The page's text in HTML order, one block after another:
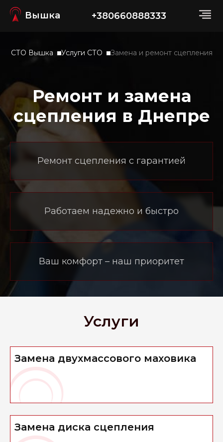
Вышка +380660888333
СТО Вышка Услуги СТО Замена и ремонт сцепления
Ремонт и замена
сцепления в Днепре
Ремонт сцепления с гарантией
Работаем надежно и быстро
Ваш комфорт – наш приоритет
Услуги
Замена двухмассового маховика
Замена диска сцепления